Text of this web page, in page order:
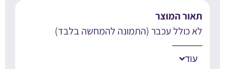
המוצר
כולל עכבר (התמונה להמחשה בלבד)